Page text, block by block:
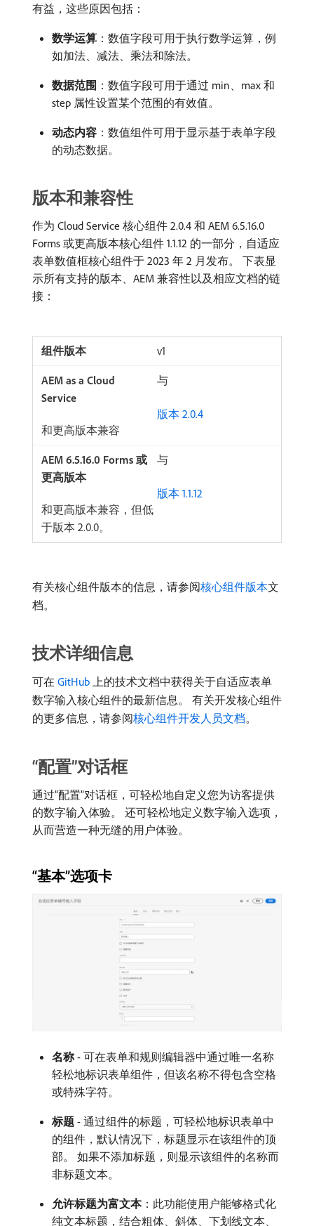
有益，这些原因包括：
数学运算 ：数值字段可用于执行数学运算，例
如加法、减法、乘法和除法。
数据范围 ：数值字段可用于通过 min、max 和
step 属性设置某个范围的有效值。
动态内容 ：数值组件可用于显示基于表单字段
的动态数据。
版本和兼容性
作为 Cloud Service 核心组件 2.0.4 和 AEM 6.5.16.0
Forms 或更高版本核心组件 1.1.12 的一部分，自适应
表单数值框核心组件于 2023 年 2 月发布。 下表显
示所有支持的版本、AEM 兼容性以及相应文档的链
接：
v1
与
版本 2.0.4
和更高版本兼容
与
版本 1.1.12
和更高版本兼容，但低
于版本 2.0.0。
有关核心组件版本的信息，请参阅核心组件版本文
档。
技术详细信息
可在 GitHub 上的技术文档中获得关于自适应表单
数字输入核心组件的最新信息。 有关开发核心组件
的更多信息，请参阅核心组件开发人员文档。
“配置”对话框
通过“配置”对话框，可轻松地自定义您为访客提供
的数字输入体验。 还可轻松地定义数字输入选项，
从而营造一种无缝的用户体验。
“基本”选项卡
名称- 可在表单和规则编辑器中通过唯一名称
轻松地标识表单组件，但该名称不得包含空格
或特殊字符。
标题 - 通过组件的标题，可轻松地标识表单中
的组件，默认情况下，标题显示在该组件的顶
部。 如果不添加标题，则显示该组件的名称而
非标题文本。
允许标题为富文本：此功能使用户能够格式化
纯文本标题，结合粗体、斜体、下划线文本、